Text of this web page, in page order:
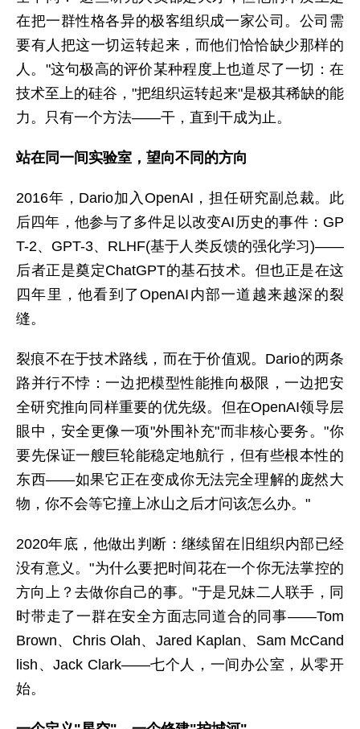
在把一群性格各异的极客组织成一家公司。公司需
要有人把这一切运转起来，而他们恰恰缺少那样的
人。"这句极高的评价某种程度上也道尽了一切：在
技术至上的硅谷，"把组织运转起来"是极其稀缺的能
力。只有一个方法——干，直到干成为止。
站在同一间实验室，望向不同的方向
2016年，Dario加入OpenAI，担任研究副总裁。此
后四年，他参与了多件足以改变AI历史的事件：GP
T-2、GPT-3、RLHF(基于人类反馈的强化学习)——
后者正是奠定ChatGPT的基石技术。但也正是在这
四年里，他看到了OpenAI内部一道越来越深的裂
缝。
裂痕不在于技术路线，而在于价值观。Dario的两条
路并行不悖：一边把模型性能推向极限，一边把安
全研究推向同样重要的优先级。但在OpenAI领导层
眼中，安全更像一项"外围补充"而非核心要务。"你
要先保证一艘巨轮能稳定地航行，但有些根本性的
东西——如果它正在变成你无法完全理解的庞然大
物，你不会等它撞上冰山之后才问该怎么办。"
2020年底，他做出判断：继续留在旧组织内部已经
没有意义。"为什么要把时间花在一个你无法掌控的
方向上？去做你自己的事。"于是兄妹二人联手，同
时带走了一群在安全方面志同道合的同事——Tom
Brown、Chris Olah、Jared Kaplan、Sam McCand
lish、Jack Clark——七个人，一间办公室，从零开
始。